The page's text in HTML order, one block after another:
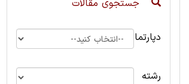
جستجوی مقالات
دپارتمان
رشته